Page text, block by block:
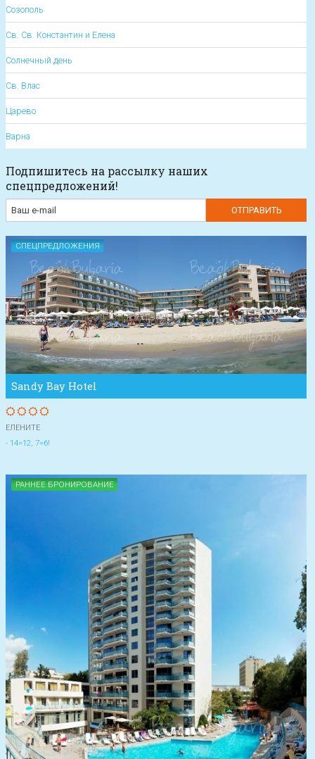
Созополь
Св. Св. Константин и Елена
Солнечный день
Св. Влас
Царево
Варна
Подпишитесь на рассылку наших
спецпредложений!
СПЕЦПРЕДЛОЖЕНИЯ
Sandy Bay Hotel
ЕЛЕНИТЕ
- 14=12, 7=6!
РАННЕЕ БРОНИРОВАНИЕ